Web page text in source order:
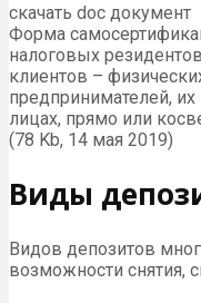
скачать doc документ
Форма
налоговых
клиентов –
предпринимателей,
лицах, прямо или
(78 Kb, 14 мая 2019)
Виды
Видов депозитов
возможности снятия,